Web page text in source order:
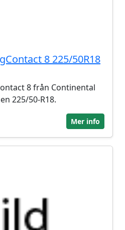
8 225/50R18
8 från Continental
225/50-R18.
Mer info